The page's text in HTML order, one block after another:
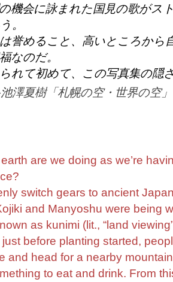
機会に詠まれた国見の歌がス
。
誉めること、高いところから
なのだ。
れて初めて、この写真集の隠
夏樹「札幌の空・世界の空」
are we doing as we’re
switch gears to ancient
and Manyoshu were being
as kunimi (lit., “land
before planting started,
and head for a nearby
to eat and drink. From